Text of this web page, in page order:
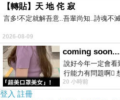
療團隊和護理團隊~如果大家有
【轉貼】天 地 侘 寂
言多!不定就解吾意..吾輩尚知..詩魂不滅
2026-08-09
coming
說好今年一定會
行能力有問題啊🫩
侈的事 GMM你說
20 小時前
登入 註冊